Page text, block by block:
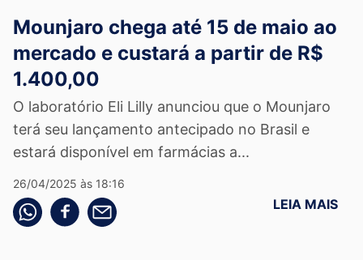
Mounjaro chega até 15 de maio ao
mercado e custará a partir de R$
1.400,00
O laboratório Eli Lilly anunciou que o Mounjaro
terá seu lançamento antecipado no Brasil e
estará disponível em farmácias a...
26/04/2025 às 18:16
Compartilhe pelo whatsapp
Compartilhar no facebook
Compartilhe pelo email LEIA MAIS